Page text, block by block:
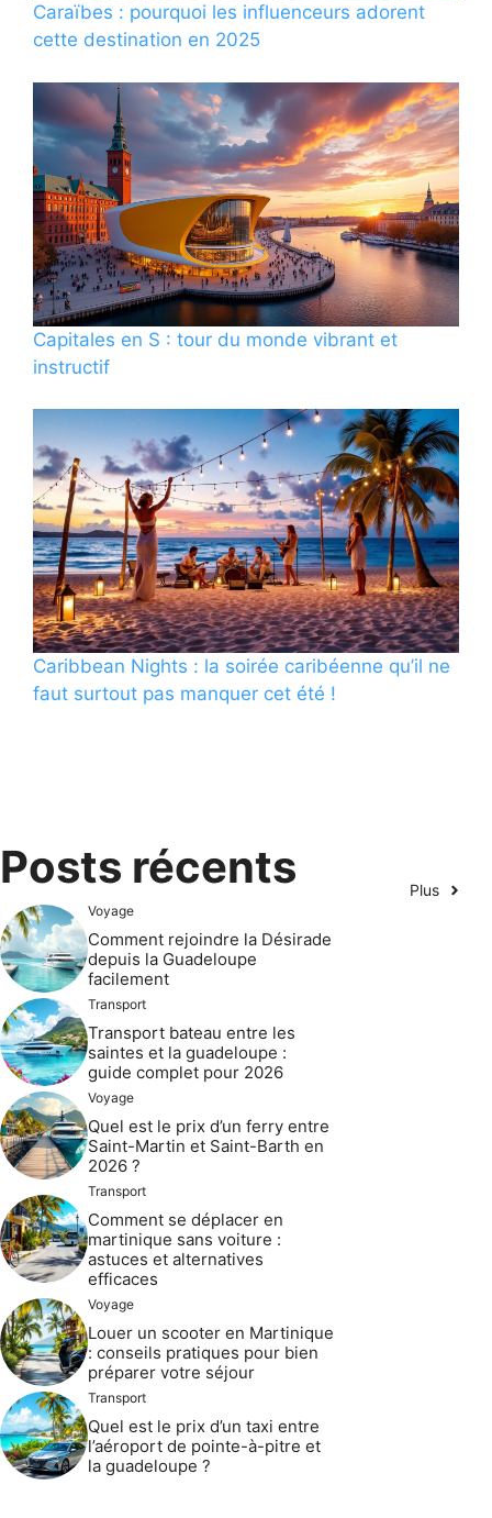
Caraïbes : pourquoi les influenceurs adorent
cette destination en 2025
Capitales en S : tour du monde vibrant et
instructif
Caribbean Nights : la soirée caribéenne qu’il ne
faut surtout pas manquer cet été !
Posts récents Plus
Voyage
Comment rejoindre la Désirade
depuis la Guadeloupe
facilement
Transport
Transport bateau entre les
saintes et la guadeloupe :
guide complet pour 2026
Voyage
Quel est le prix d’un ferry entre
Saint-Martin et Saint-Barth en
2026 ?
Transport
Comment se déplacer en
martinique sans voiture :
astuces et alternatives
efficaces
Voyage
Louer un scooter en Martinique
: conseils pratiques pour bien
préparer votre séjour
Transport
Quel est le prix d’un taxi entre
l’aéroport de pointe-à-pitre et
la guadeloupe ?